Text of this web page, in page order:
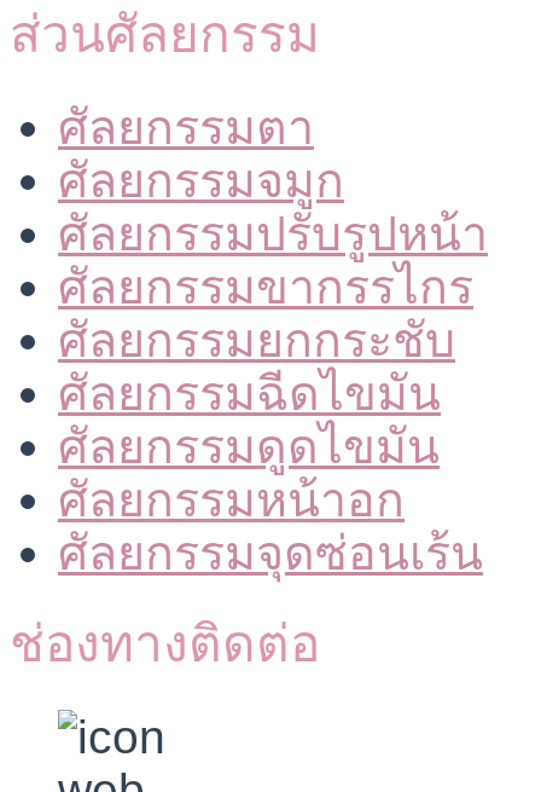
ส่วนศัลยกรรม
ศัลยกรรมตา
ศัลยกรรมจมูก
ศัลยกรรมปรับรูปหน้า
ศัลยกรรมขากรรไกร
ศัลยกรรมยกกระชับ
ศัลยกรรมฉีดไขมัน
ศัลยกรรมดูดไขมัน
ศัลยกรรมหน้าอก
ศัลยกรรมจุดซ่อนเร้น
ช่องทางติดต่อ